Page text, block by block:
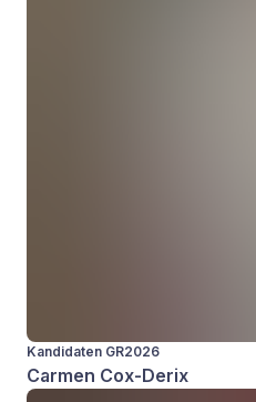
Kandidaten GR2026
Carmen Cox-Derix